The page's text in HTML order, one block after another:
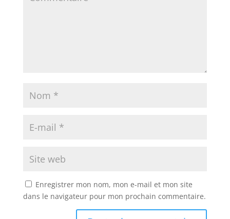
Enregistrer mon nom, mon e-mail et mon site
dans le navigateur pour mon prochain commentaire.